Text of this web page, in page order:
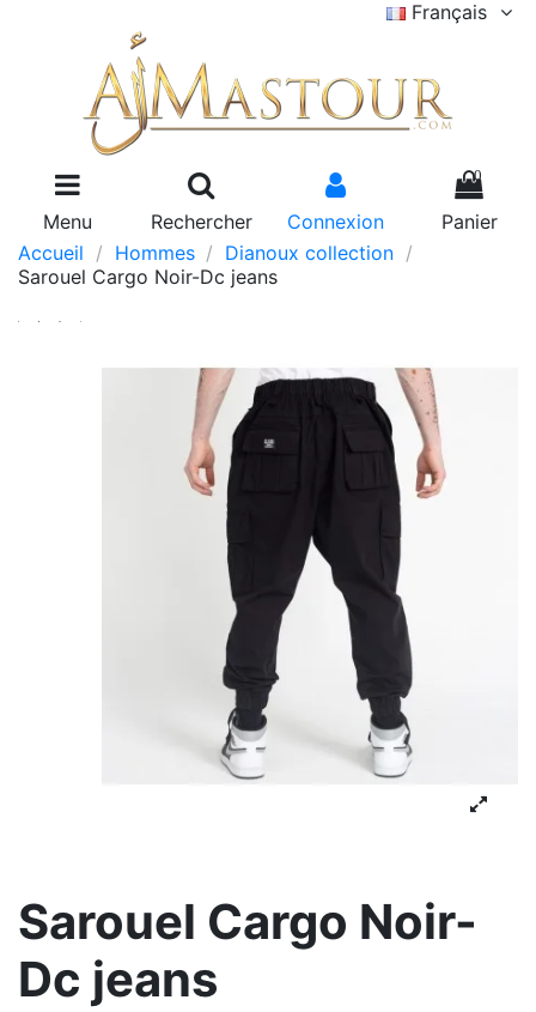
Français
Menu Rechercher Connexion
0
Panier
Accueil
Hommes
Dianoux collection
Sarouel Cargo Noir-Dc jeans
Sarouel Cargo Noir-
Dc jeans